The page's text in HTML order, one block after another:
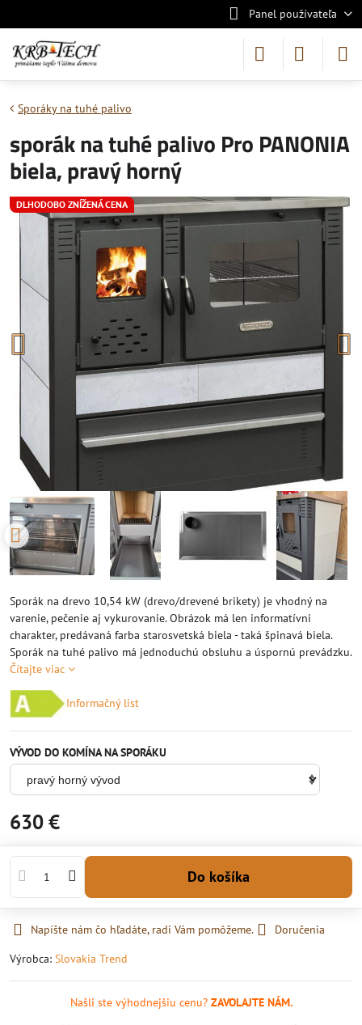
Panel používateľa
DLHODOBO ZNÍŽENÁ CENA
Sporáky na tuhé palivo
sporák na tuhé palivo Pro PANONIA
biela, pravý horný
Sporák na drevo 10,54 kW (drevo/drevené brikety) je vhodný na
varenie, pečenie aj vykurovanie. Obrázok má len informatívni
charakter, predávaná farba starosvetská biela - taká špinavá biela.
Sporák na tuhé palivo má jednoduchú obsluhu a úspornú prevádzku.
Čítajte viac
Informačný list
VÝVOD DO KOMÍNA NA SPORÁKU
630 €
Do košíka
Napíšte nám čo hľadáte, radi Vám pomôžeme.
Doručenia
Výrobca: Slovakia Trend
Našli ste výhodnejšiu cenu?ZAVOLAJTE NÁM.